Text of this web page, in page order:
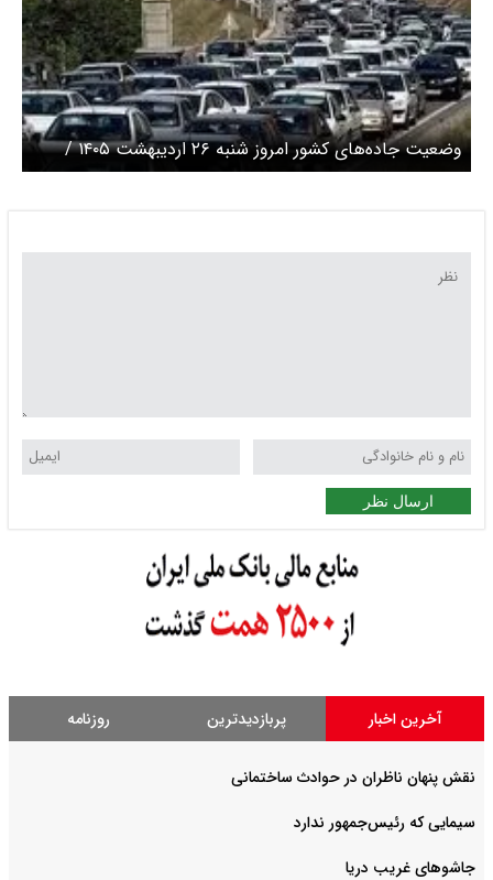
وضعیت جاده‌های کشور امروز شنبه ۲۶ اردیبهشت ۱۴۰۵ /
ترافیک سنگین در ۳ آزادراه و محور هراز
ارسال نظر
آخرین اخبار پربازدیدترین روزنامه
نقش پنهان ناظران در حوادث ساختمانی
سیمایی که رئیس‌جمهور ندارد
جاشوهای غریب دریا